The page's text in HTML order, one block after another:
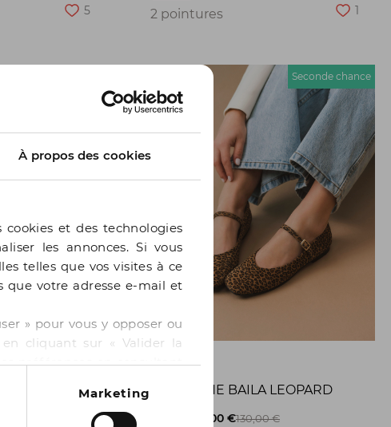
À propos des cookies
et des technologies
les annonces. Si vous
telles que vos visites à ce
que votre adresse e-mail et
» pour vous y opposer ou
cliquant sur « Valider la
préférences en consultant
Marketing
5 2 pointures 1
Seconde chance
BALLERINE BAILA LEOPARD
65,00 €130,00 €